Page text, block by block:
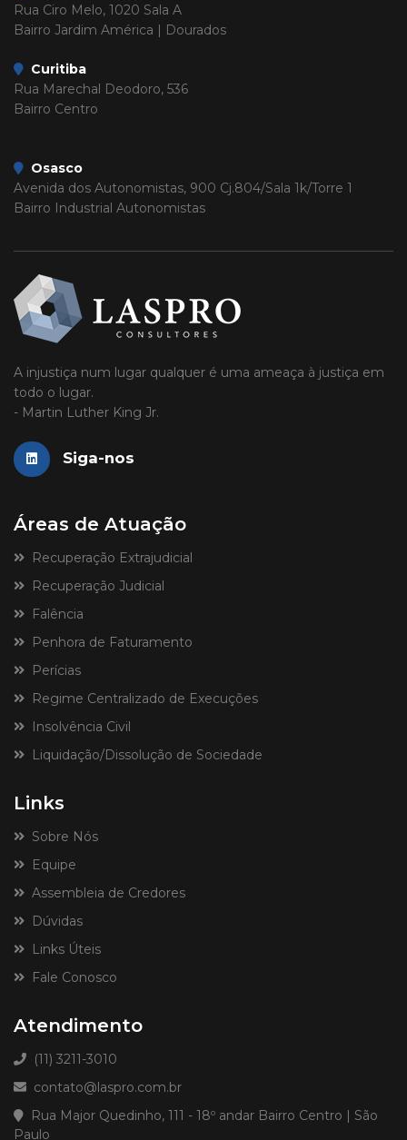
Rua Ciro Melo, 1020 Sala A
Bairro Jardim América | Dourados
Curitiba
Rua Marechal Deodoro, 536
Bairro Centro
Osasco
Avenida dos Autonomistas, 900 Cj.804/Sala 1k/Torre 1
Bairro Industrial Autonomistas
A injustiça num lugar qualquer é uma ameaça à justiça em
todo o lugar.
- Martin Luther King Jr.
Siga-nos
Áreas de Atuação
Recuperação Extrajudicial
Recuperação Judicial
Falência
Penhora de Faturamento
Perícias
Regime Centralizado de Execuções
Insolvência Civil
Liquidação/Dissolução de Sociedade
Links
Sobre Nós
Equipe
Assembleia de Credores
Dúvidas
Links Úteis
Fale Conosco
Atendimento
(11) 3211-3010
contato@laspro.com.br
Rua Major Quedinho, 111 - 18º andar Bairro Centro | São
Paulo